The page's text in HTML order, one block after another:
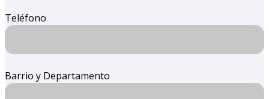
Teléfono
Barrio y Departamento